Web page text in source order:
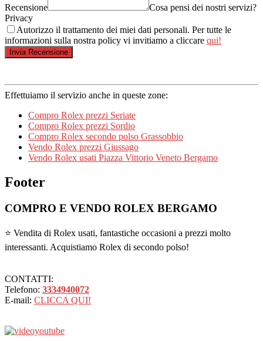
Recensione
Cosa pensi dei nostri servizi?
Privacy
Autorizzo il trattamento dei miei dati personali. Per tutte le
informazioni sulla nostra policy vi invitiamo a cliccare qui!
Effettuiamo il servizio anche in queste zone:
Compro Rolex prezzi Seriate
Compro Rolex prezzi Sordio
Compro Rolex secondo polso Grassobbio
Vendo Rolex prezzi Giussago
Vendo Rolex usati Piazza Vittorio Veneto Bergamo
Footer
COMPRO E VENDO ROLEX BERGAMO
⭐ Vendita di Rolex usati, fantastiche occasioni a prezzi molto
interessanti. Acquistiamo Rolex di secondo polso!
CONTATTI:
Telefono: 3334940072
E-mail: CLICCA QUI!